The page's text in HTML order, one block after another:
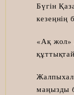
Бүгін
«Ақ жол»
маңызды